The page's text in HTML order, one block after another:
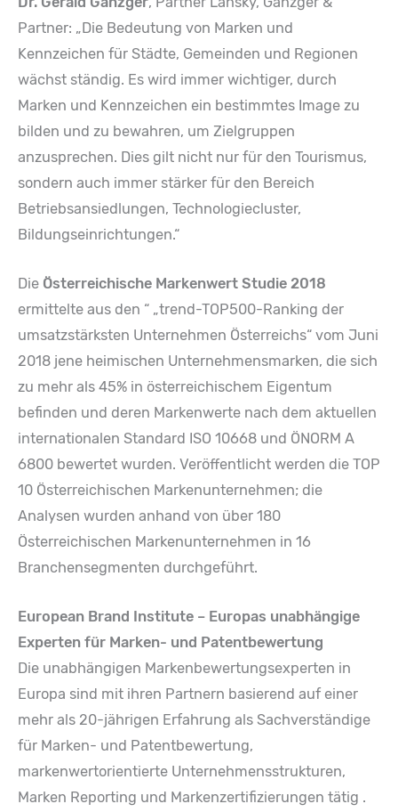
Partner: „Die Bedeutung von Marken und
Kennzeichen für Städte, Gemeinden und Regionen
wächst ständig. Es wird immer wichtiger, durch
Marken und Kennzeichen ein bestimmtes Image zu
bilden und zu bewahren, um Zielgruppen
anzusprechen. Dies gilt nicht nur für den Tourismus,
sondern auch immer stärker für den Bereich
Betriebsansiedlungen, Technologiecluster,
Bildungseinrichtungen.“
Die Österreichische Markenwert Studie 2018
ermittelte aus den “ „trend-TOP500-Ranking der
umsatzstärksten Unternehmen Österreichs“ vom Juni
2018 jene heimischen Unternehmensmarken, die sich
zu mehr als 45% in österreichischem Eigentum
befinden und deren Markenwerte nach dem aktuellen
internationalen Standard ISO 10668 und ÖNORM A
6800 bewertet wurden. Veröffentlicht werden die TOP
10 Österreichischen Markenunternehmen; die
Analysen wurden anhand von über 180
Österreichischen Markenunternehmen in 16
Branchensegmenten durchgeführt.
European Brand Institute – Europas unabhängige
Experten für Marken- und Patentbewertung
Die unabhängigen Markenbewertungsexperten in
Europa sind mit ihren Partnern basierend auf einer
mehr als 20-jährigen Erfahrung als Sachverständige
für Marken- und Patentbewertung,
markenwertorientierte Unternehmensstrukturen,
Marken Reporting und Markenzertifizierungen tätig .